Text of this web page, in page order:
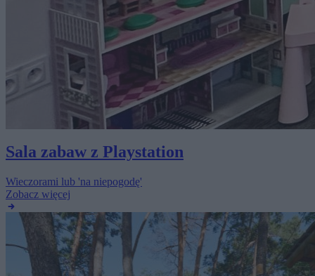
Sala zabaw z Playstation
Wieczorami lub 'na niepogodę'
Zobacz więcej